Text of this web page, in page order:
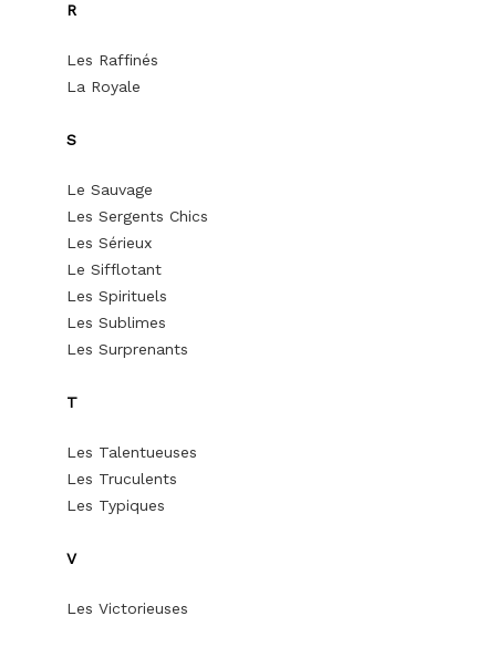
R
Les Raffinés
La Royale
S
Le Sauvage
Les Sergents Chics
Les Sérieux
Le Sifflotant
Les Spirituels
Les Sublimes
Les Surprenants
T
Les Talentueuses
Les Truculents
Les Typiques
V
Les Victorieuses